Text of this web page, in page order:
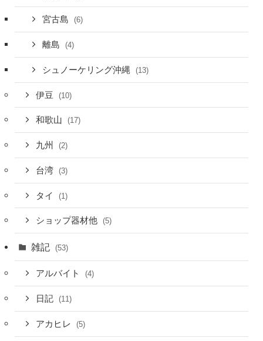
宮古島 (6)
離島 (4)
シュノーケリング沖縄 (13)
伊豆 (10)
和歌山 (17)
九州 (2)
台湾 (3)
タイ (1)
ショップ器材他 (5)
雑記 (53)
アルバイト (4)
日記 (11)
アカヒレ (5)